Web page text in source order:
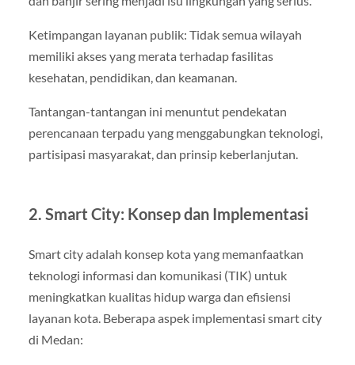
Ketimpangan layanan publik: Tidak semua wilayah
memiliki akses yang merata terhadap fasilitas
kesehatan, pendidikan, dan keamanan.
Tantangan-tantangan ini menuntut pendekatan
perencanaan terpadu yang menggabungkan teknologi,
partisipasi masyarakat, dan prinsip keberlanjutan.
2. Smart City: Konsep dan Implementasi
Smart city adalah konsep kota yang memanfaatkan
teknologi informasi dan komunikasi (TIK) untuk
meningkatkan kualitas hidup warga dan efisiensi
layanan kota. Beberapa aspek implementasi smart city
di Medan: